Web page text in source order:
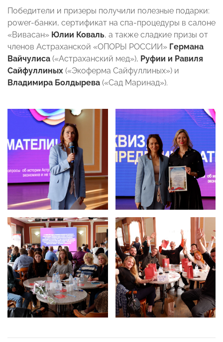
Победители и призеры получили полезные подарки:
power-банки, сертификат на спа-процедуры в салоне
«Вивасан» Юлии Коваль, а также сладкие призы от
членов Астраханской «ОПОРЫ РОССИИ» Германа
Вайчулиса («Астраханский мед»), Руфии и Равиля
Сайфуллиных («Экоферма Сайфуллиных») и
Владимира Болдырева («Сад Маринад»).